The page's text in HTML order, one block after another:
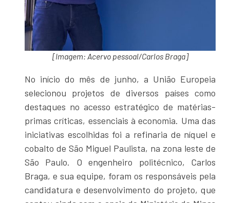
[Imagem: Acervo pessoal/Carlos Braga]
No início do mês de junho, a União Europeia
selecionou projetos de diversos países como
destaques no acesso estratégico de matérias-
primas críticas, essenciais à economia. Uma das
iniciativas escolhidas foi a refinaria de níquel e
cobalto de São Miguel Paulista, na zona leste de
São Paulo. O engenheiro politécnico, Carlos
Braga, e sua equipe, foram os responsáveis pela
candidatura e desenvolvimento do projeto, que